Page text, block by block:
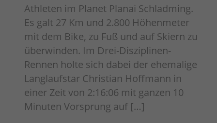
Athleten im Planet Planai Schladming.
Es galt 27 Km und 2.800 Höhenmeter
mit dem Bike, zu Fuß und auf Skiern zu
überwinden. Im Drei-Disziplinen-
Rennen holte sich dabei der ehemalige
Langlaufstar Christian Hoffmann in
einer Zeit von 2:16:06 mit ganzen 10
Minuten Vorsprung auf […]